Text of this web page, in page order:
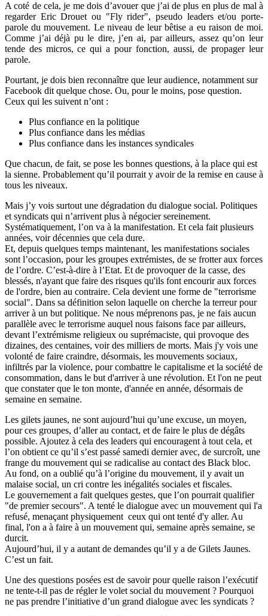
A coté de cela, je me dois d’avouer que j’ai de plus en plus de mal à
regarder Eric Drouet ou "Fly rider", pseudo leaders et/ou porte-
parole du mouvement. Le niveau de leur bêtise a eu raison de moi.
Comme j’ai déjà pu le dire, j’en ai, par ailleurs, assez qu’on leur
tende des micros, ce qui a pour fonction, aussi, de propager leur
parole.
Pourtant, je dois bien reconnaître que leur audience, notamment sur
Facebook dit quelque chose. Ou, pour le moins, pose question.
Ceux qui les suivent n’ont :
Plus confiance en la politique
Plus confiance dans les médias
Plus confiance dans les instances syndicales
Que chacun, de fait, se pose les bonnes questions, à la place qui est
la sienne. Probablement qu’il pourrait y avoir de la remise en cause à
tous les niveaux.
Mais j’y vois surtout une dégradation du dialogue social. Politiques
et syndicats qui n’arrivent plus à négocier sereinement.
Systématiquement, l’on va à la manifestation. Et cela fait plusieurs
années, voir décennies que cela dure.
Et, depuis quelques temps maintenant, les manifestations sociales
sont l’occasion, pour les groupes extrémistes, de se frotter aux forces
de l’ordre. C’est-à-dire à l’Etat. Et de provoquer de la casse, des
blessés, n'ayant que faire des risques qu'ils font encourir aux forces
de l'ordre, bien au contraire. Cela devient une forme de "terrorisme
social". Dans sa définition selon laquelle on cherche la terreur pour
arriver à un but politique. Ne nous méprenons pas, je ne fais aucun
parallèle avec le terrorisme auquel nous faisons face par ailleurs,
devant l’extrémisme religieux ou suprémaciste, qui provoque des
dizaines, des centaines, voir des milliers de morts. Mais j'y vois une
volonté de faire craindre, désormais, les mouvements sociaux,
infiltrés par la violence, pour combattre le capitalisme et la société de
consommation, dans le but d'arriver à une révolution. Et l'on ne peut
que constater que le ton monte, d'année en année, désormais de
semaine en semaine.
Les gilets jaunes, ne sont aujourd’hui qu’une excuse, un moyen,
pour ces groupes, d’aller au contact, et de faire le plus de dégâts
possible. Ajoutez à cela des leaders qui encouragent à tout cela, et
l’on obtient ce qu’il s’est passé samedi dernier avec, de surcroît, une
frange du mouvement qui se radicalise au contact des Black bloc.
Au fond, on a oublié qu’à l’origine du mouvement, il y avait un
malaise social, un cri contre les inégalités sociales et fiscales.
Le gouvernement a fait quelques gestes, que l’on pourrait qualifier
"de premier secours". A tenté le dialogue avec un mouvement qui l'a
refusé, menaçant physiquement ceux qui ont tenté d'y aller. Au
final, l'on a à faire à un mouvement qui, semaine après semaine, se
durcit.
Aujourd’hui, il y a autant de demandes qu’il y a de Gilets Jaunes.
C’est un fait.
Une des questions posées est de savoir pour quelle raison l’exécutif
ne tente-t-il pas de régler le volet social du mouvement ? Pourquoi
ne pas prendre l’initiative d’un grand dialogue avec les syndicats ?